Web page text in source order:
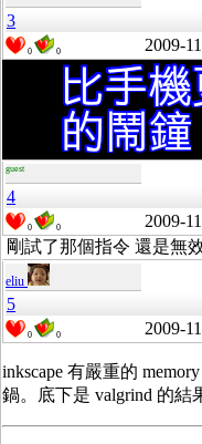
3
0 0 2009-
guest
4
0 0 2009-
剛試了那個指令 還是無
eliu
5
0 0 2009-
inkscape 有嚴重的
鍋。底下是 valgrind 的結